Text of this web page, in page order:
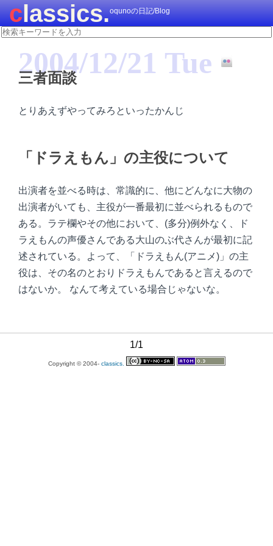
classics.oqunoの日記/Blog
2004/12/21 Tue
三者面談
とりあえずやってみろといったかんじ
「ドラえもん」の主役について
出演者を並べる時は、常識的に、他にどんなに大物の
出演者がいても、主役が一番最初に並べられるもので
ある。ラテ欄やその他において、(多分)例外なく、ド
ラえもんの声優さんである大山のぶ代さんが最初に記
述されている。よって、「ドラえもん(アニメ)」の主
役は、その名のとおりドラえもんであると言えるので
はないか。 なんて考えている場合じゃないな。
1/1
Copyright © 2004- classics.